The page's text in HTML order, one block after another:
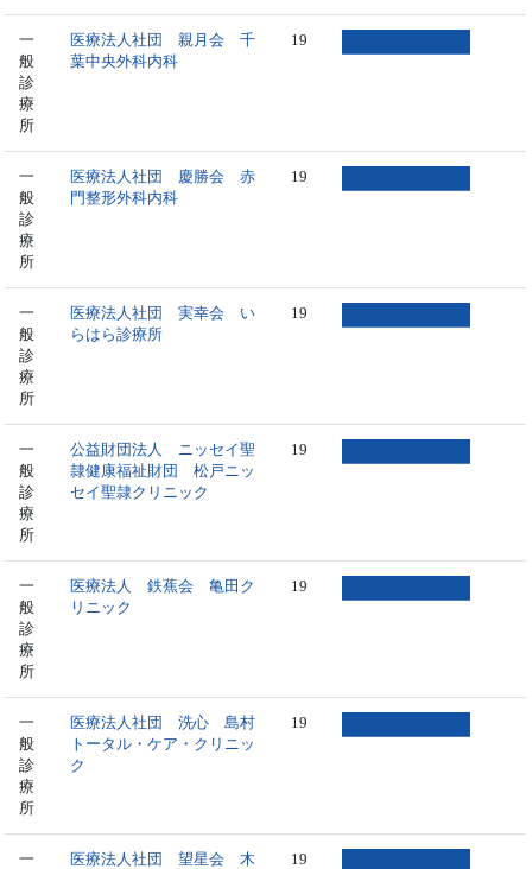
一
般
診
療
所
医療法人社団 親月会 千
葉中央外科内科
19
一
般
診
療
所
医療法人社団 慶勝会 赤
門整形外科内科
19
一
般
診
療
所
医療法人社団 実幸会 い
らはら診療所
19
一
般
診
療
所
公益財団法人 ニッセイ聖
隷健康福祉財団 松戸ニッ
セイ聖隷クリニック
19
一
般
診
療
所
医療法人 鉄蕉会 亀田ク
リニック
19
一
般
診
療
所
医療法人社団 洗心 島村
トータル・ケア・クリニッ
ク
19
一
医療法人社団 望星会 木
19